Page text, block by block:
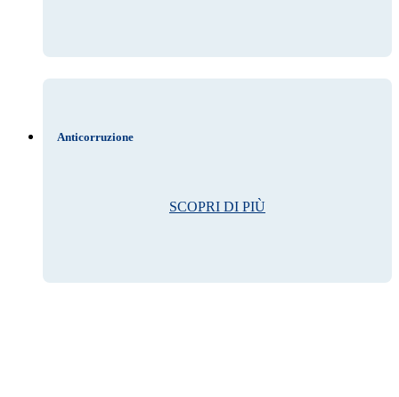
Anticorruzione
SCOPRI DI PIÙ